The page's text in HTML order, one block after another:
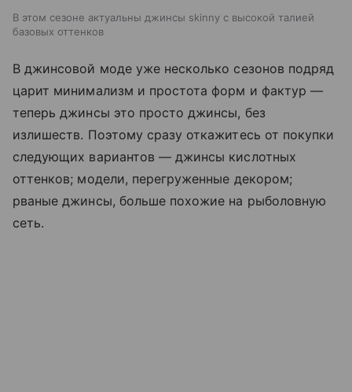
В этом сезоне актуальны джинсы skinny с высокой талией
базовых оттенков
В джинсовой моде уже несколько сезонов подряд
царит минимализм и простота форм и фактур —
теперь джинсы это просто джинсы, без
излишеств. Поэтому сразу откажитесь от покупки
следующих вариантов — джинсы кислотных
оттенков; модели, перегруженные декором;
рваные джинсы, больше похожие на рыболовную
сеть.